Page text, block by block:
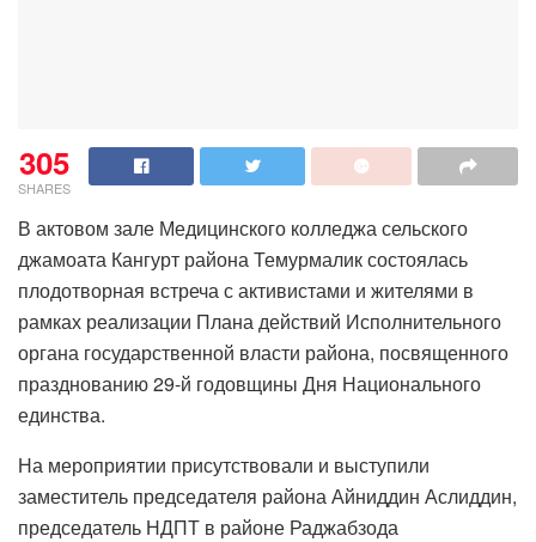
305
SHARES
В актовом зале Медицинского колледжа сельского
джамоата Кангурт района Темурмалик состоялась
плодотворная встреча с активистами и жителями в
рамках реализации Плана действий Исполнительного
органа государственной власти района, посвященного
празднованию 29-й годовщины Дня Национального
единства.
На мероприятии присутствовали и выступили
заместитель председателя района Айниддин Аслиддин,
председатель НДПТ в районе Раджабзода